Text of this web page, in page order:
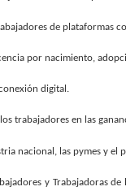
de plataformas
por nacimiento,
digital.
trabajadores en las
nacional, las pymes y el
y Trabajadoras